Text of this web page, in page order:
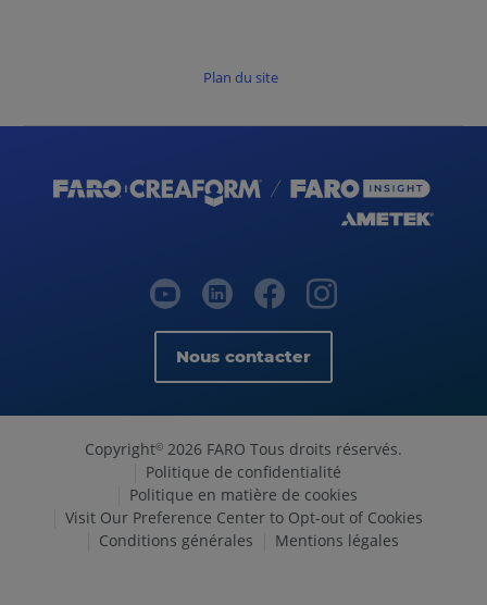
Plan du site
Nous contacter
Copyright© 2026 FARO Tous droits réservés.
Politique de confidentialité
Politique en matière de cookies
Visit Our Preference Center to Opt-out of Cookies
Conditions générales
Mentions légales